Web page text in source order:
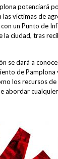
potenciará
víctimas de
un Punto de
la ciudad, tras
se dará a
de Pamplona
los recursos
abordar